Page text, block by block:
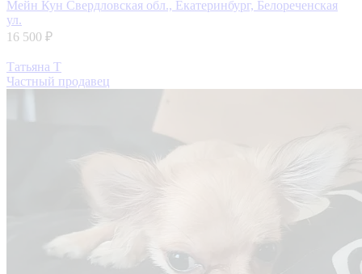
Мейн Кун Свердловская обл., Екатеринбург, Белореченская
ул.
16 500 ₽
Татьяна Т
Частный продавец